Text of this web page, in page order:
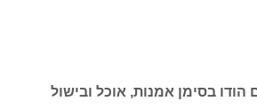
בסימן אמנות, אוכל ובישול